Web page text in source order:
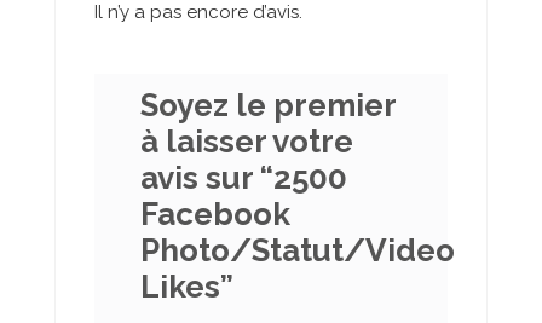
Il n’y a pas encore d’avis.
Soyez le premier
à laisser votre
avis sur “2500
Facebook
Photo/Statut/Video
Likes”